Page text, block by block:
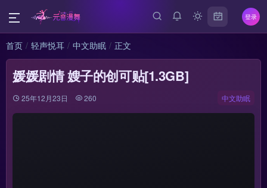
登录
首页 轻声悦耳 中文助眠 正文
媛媛剧情 嫂子的创可贴[1.3GB]
25年12月23日 260 中文助眠